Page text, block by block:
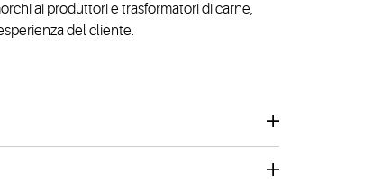
ai produttori e trasformatori di carne,
del cliente.